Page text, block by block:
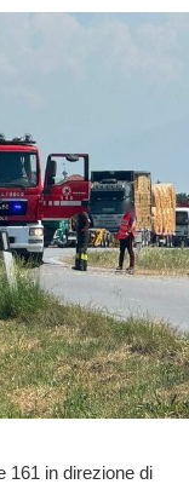
161 in direzione di